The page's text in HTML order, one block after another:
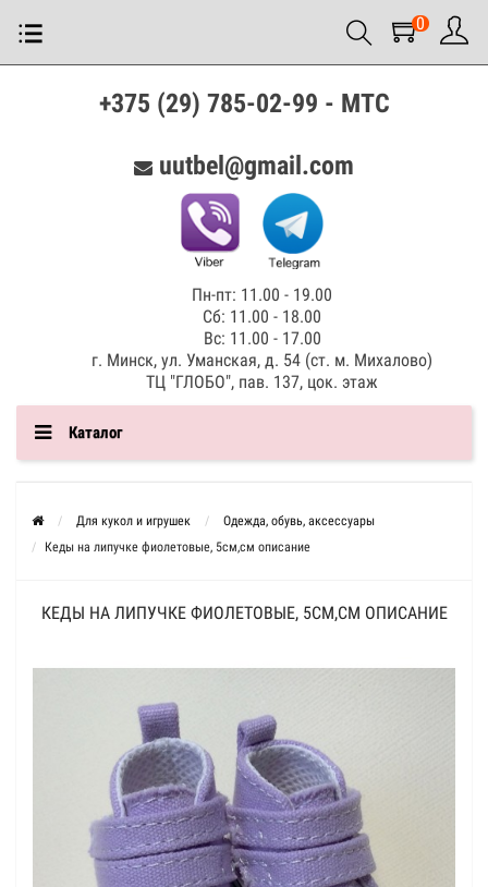
0
+375 (29) 785-02-99 - МТС
uutbel@gmail.com
Пн-пт: 11.00 - 19.00
Сб: 11.00 - 18.00
Вс: 11.00 - 17.00
г. Минск, ул. Уманская, д. 54 (ст. м. Михалово)
ТЦ "ГЛОБО", пав. 137, цок. этаж
Каталог
Для кукол и игрушек
Одежда, обувь, аксессуары
Кеды на липучке фиолетовые, 5см,см описание
КЕДЫ НА ЛИПУЧКЕ ФИОЛЕТОВЫЕ, 5СМ,СМ ОПИСАНИЕ